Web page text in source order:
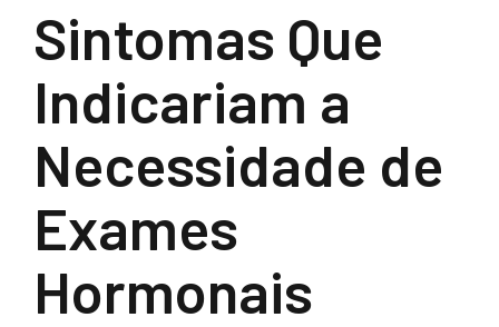
Sintomas Que
Indicariam a
Necessidade de
Exames
Hormonais